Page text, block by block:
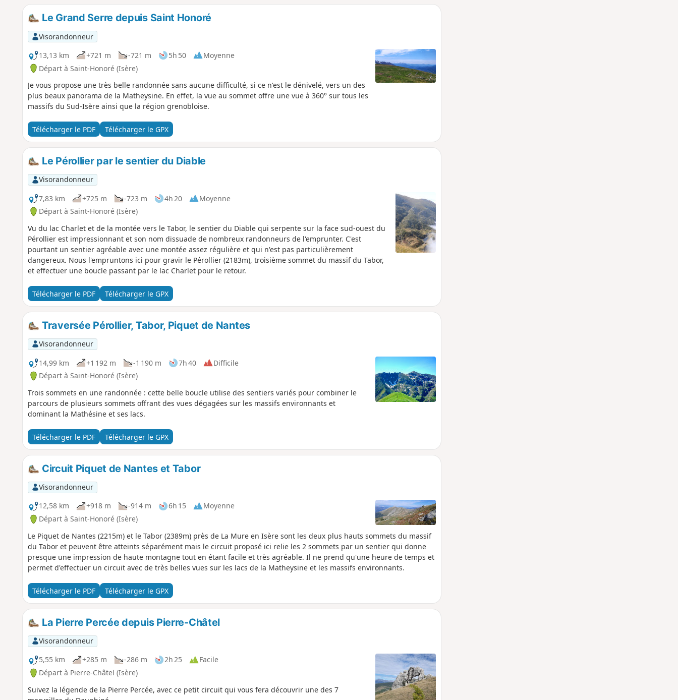
Le Grand Serre depuis Saint Honoré
Visorandonneur
13,13 km
+721 m -721 m 5h 50
Moyenne
Départ à Saint-Honoré (Isère)
Je vous propose une très belle randonnée sans aucune difficulté, si ce n'est le dénivelé, vers un des
plus beaux panorama de la Matheysine. En effet, la vue au sommet offre une vue à 360° sur tous les
massifs du Sud-Isère ainsi que la région grenobloise.
Télécharger le PDF Télécharger le GPX
Le Pérollier par le sentier du Diable
Visorandonneur
7,83 km
+725 m -723 m 4h 20
Moyenne
Départ à Saint-Honoré (Isère)
Vu du lac Charlet et de la montée vers le Tabor, le sentier du Diable qui serpente sur la face sud-ouest du
Pérollier est impressionnant et son nom dissuade de nombreux randonneurs de l'emprunter. C'est
pourtant un sentier agréable avec une montée assez régulière et qui n'est pas particulièrement
dangereux. Nous l'empruntons ici pour gravir le Pérollier (2183m), troisième sommet du massif du Tabor,
et effectuer une boucle passant par le lac Charlet pour le retour.
Télécharger le PDF Télécharger le GPX
Traversée Pérollier, Tabor, Piquet de Nantes
Visorandonneur
14,99 km
+1 192 m -1 190 m 7h 40
Difficile
Départ à Saint-Honoré (Isère)
Trois sommets en une randonnée : cette belle boucle utilise des sentiers variés pour combiner le
parcours de plusieurs sommets offrant des vues dégagées sur les massifs environnants et
dominant la Mathésine et ses lacs.
Télécharger le PDF Télécharger le GPX
Circuit Piquet de Nantes et Tabor
Visorandonneur
12,58 km
+918 m -914 m 6h 15
Moyenne
Départ à Saint-Honoré (Isère)
Le Piquet de Nantes (2215m) et le Tabor (2389m) près de La Mure en Isère sont les deux plus hauts sommets du massif
du Tabor et peuvent être atteints séparément mais le circuit proposé ici relie les 2 sommets par un sentier qui donne
presque une impression de haute montagne tout en étant facile et très agréable. Il ne prend qu'une heure de temps et
permet d'effectuer un circuit avec de très belles vues sur les lacs de la Matheysine et les massifs environnants.
Télécharger le PDF Télécharger le GPX
La Pierre Percée depuis Pierre-Châtel
Visorandonneur
5,55 km
+285 m -286 m 2h 25
Facile
Départ à Pierre-Châtel (Isère)
Suivez la légende de la Pierre Percée, avec ce petit circuit qui vous fera découvrir une des 7